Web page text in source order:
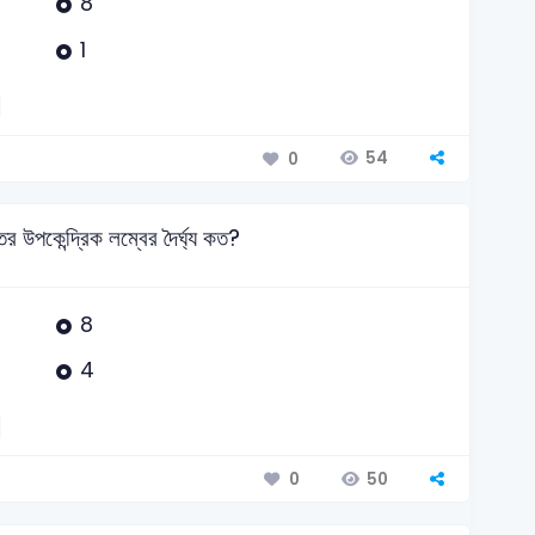
1
0 54
উপকেন্দ্রিক লম্বের দৈর্ঘ্য কত?
8
4
0 50